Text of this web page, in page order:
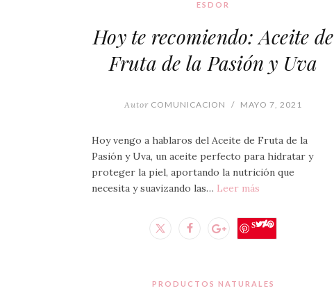
ESDOR
Hoy te recomiendo: Aceite de
Fruta de la Pasión y Uva
Autor COMUNICACION / MAYO 7, 2021
Hoy vengo a hablaros del Aceite de Fruta de la
Pasión y Uva, un aceite perfecto para hidratar y
proteger la piel, aportando la nutrición que
necesita y suavizando las… Leer más
Save
PRODUCTOS NATURALES